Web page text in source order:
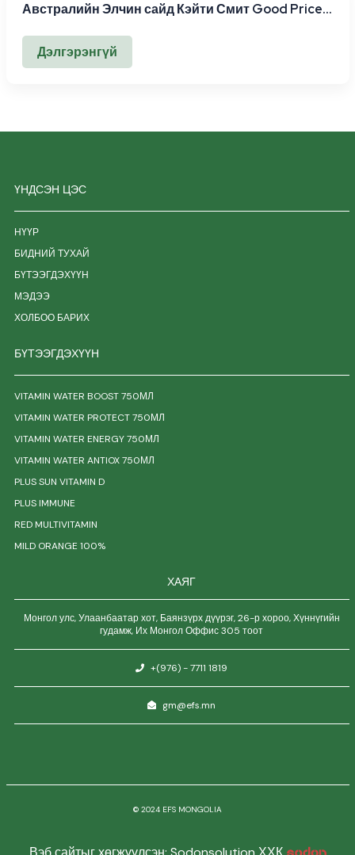
Австралийн Элчин сайд Кэйти Смит Good Price
Дэлгэрэнгүй
ҮНДСЭН ЦЭС
НҮҮР
БИДНИЙ ТУХАЙ
БҮТЭЭГДЭХҮҮН
МЭДЭЭ
ХОЛБОО БАРИХ
БҮТЭЭГДЭХҮҮН
VITAMIN WATER BOOST 750МЛ
VITAMIN WATER PROTECT 750МЛ
VITAMIN WATER ENERGY 750МЛ
VITAMIN WATER ANTIOX 750МЛ
PLUS SUN VITAMIN D
PLUS IMMUNE
RED MULTIVITAMIN
MILD ORANGE 100%
ХАЯГ
Монгол улс, Улаанбаатар хот, Баянзүрх дүүрэг, 26-р хороо, Хүннүгийн
гудамж, Их Монгол Оффис 305 тоот
+(976) - 7711 1819
gm@efs.mn
© 2024 EFS MONGOLIA